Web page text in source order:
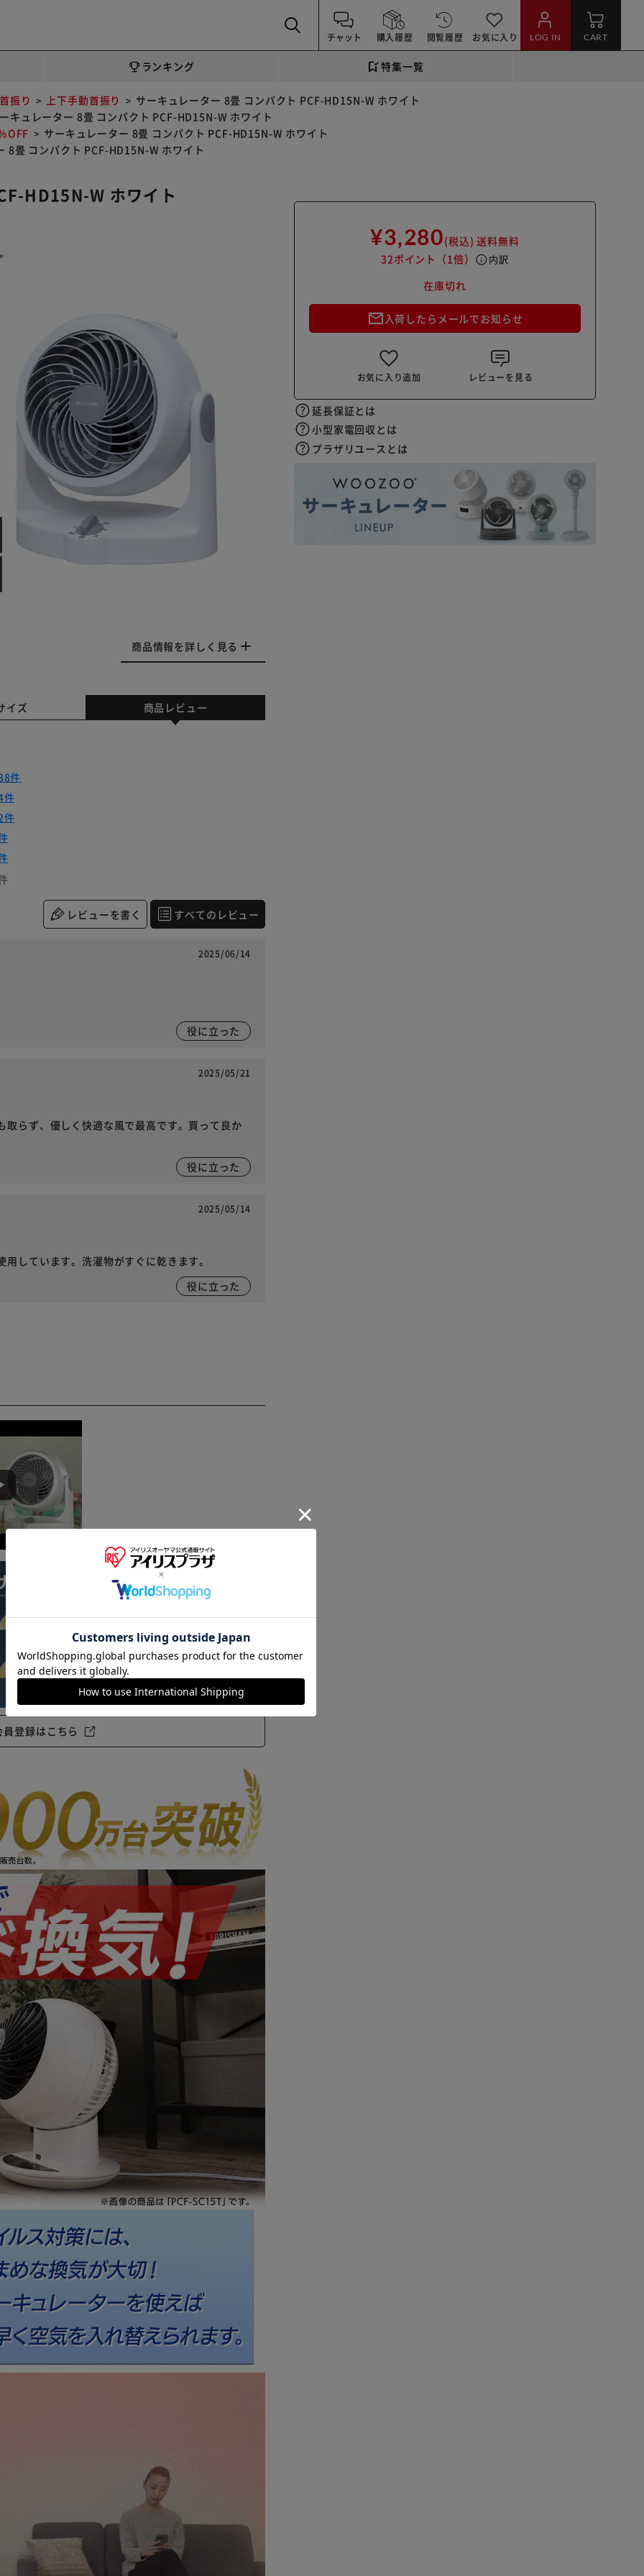
チャット 購入履歴 閲覧履歴 お気に入り LOG IN CART
ランキング 特集一覧
首振り 上下手動首振り
サーキュレーター 8畳 コンパクト PCF-HD15N-W ホワイト
キュレーター 8畳 コンパクト PCF-HD15N-W ホワイト
OFF
サーキュレーター 8畳 コンパクト PCF-HD15N-W ホワイト
8畳 コンパクト PCF-HD15N-W ホワイト
HD15N-W ホワイト
商品情報を詳しく見る
¥3,280(税込) 送料無料
32ポイント （1倍） info 内訳
在庫切れ
mail_outline 入荷したらメールでお知らせ
お気に入り追加 レビューを見る
延長保証とは
小型家電回収とは
プラザリユースとは
イズ 商品レビュー
件
件
件
レビューを書く すべてのレビュー
2025/06/14
役に立った
2025/05/21
らず、優しく快適な風で最高です。買って良か
役に立った
2025/05/14
しています。洗濯物がすぐに乾きます。
役に立った
登録はこちら
※ご確認ください